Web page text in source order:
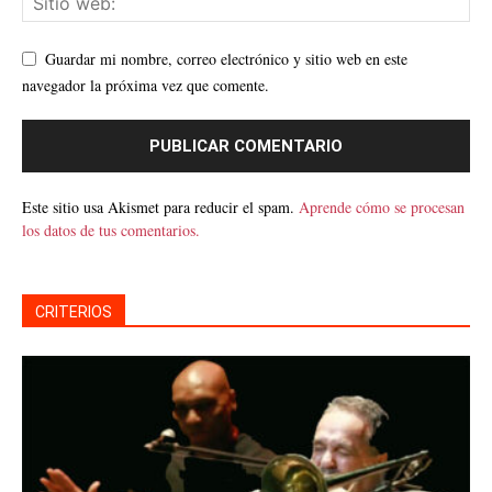
Guardar mi nombre, correo electrónico y sitio web en este
navegador la próxima vez que comente.
Este sitio usa Akismet para reducir el spam. Aprende cómo se procesan
los datos de tus comentarios.
CRITERIOS